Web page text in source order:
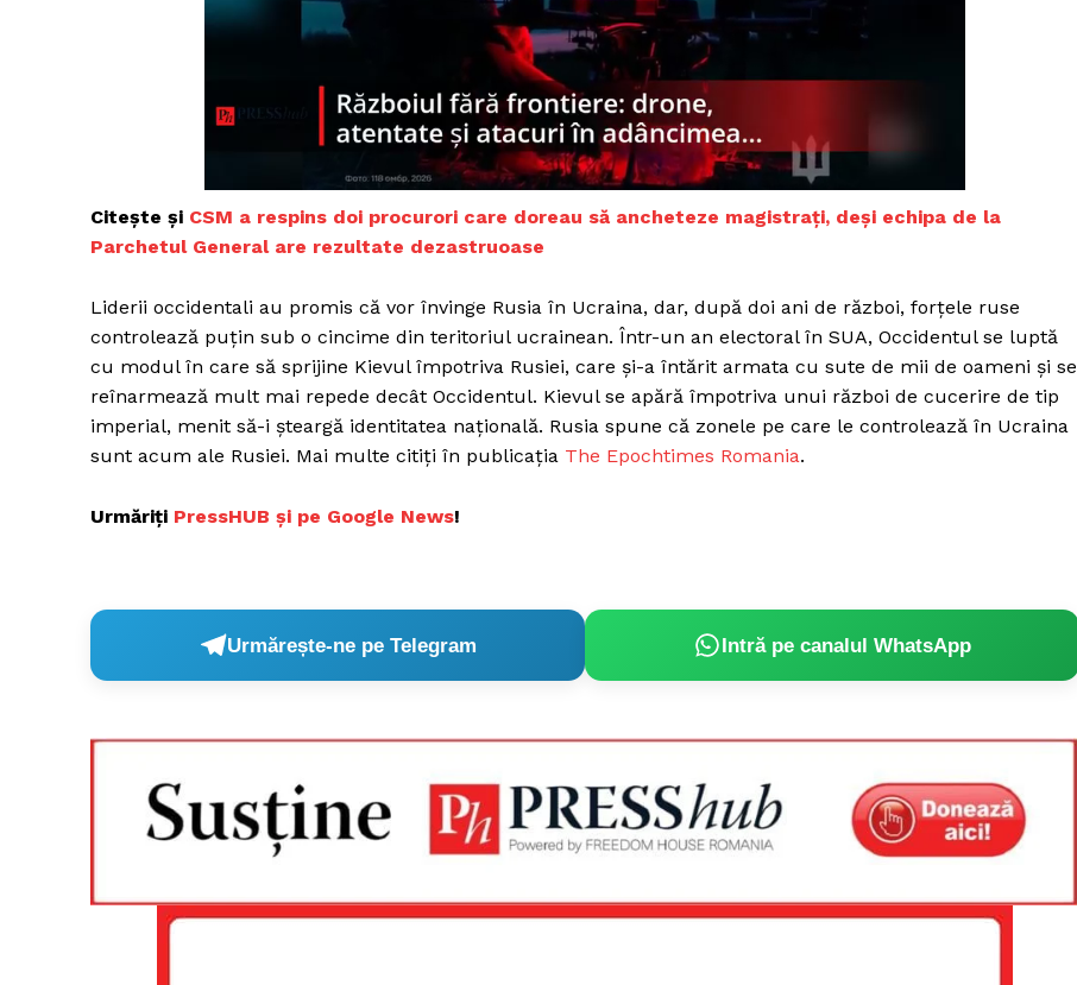
Un proiect
FREEDOM HOUSE
ROMÂNIA
Despre noi / Echipa
Contact
Citește și CSM a respins doi procurori care doreau să ancheteze magistrați, deși echipa de la
Parchetul General are rezultate dezastruoase
Liderii occidentali au promis că vor învinge Rusia în Ucraina, dar, după doi ani de război, forţele ruse
controlează puţin sub o cincime din teritoriul ucrainean. Într-un an electoral în SUA, Occidentul se luptă
cu modul în care să sprijine Kievul împotriva Rusiei, care şi-a întărit armata cu sute de mii de oameni şi se
reînarmează mult mai repede decât Occidentul. Kievul se apără împotriva unui război de cucerire de tip
imperial, menit să-i şteargă identitatea naţională. Rusia spune că zonele pe care le controlează în Ucraina
sunt acum ale Rusiei. Mai multe citiți în publicația The Epochtimes Romania.
Urmăriți PressHUB și pe Google News!
Urmărește-ne pe Telegram Intră pe canalul WhatsApp